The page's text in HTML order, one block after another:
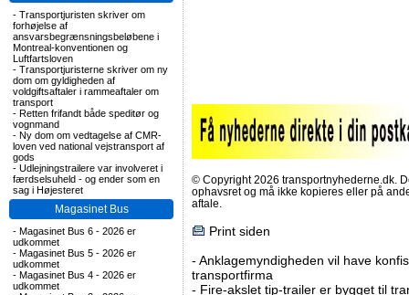
- Transportjuristen skriver om
forhøjelse af
ansvarsbegrænsningsbeløbene i
Montreal-konventionen og
Luftfartsloven
- Transportjuristerne skriver om ny
dom om gyldigheden af
voldgiftsaftaler i rammeaftaler om
transport
- Retten frifandt både speditør og
vognmand
- Ny dom om vedtagelse af CMR-
loven ved national vejstransport af
gods
- Udlejningstrailere var involveret i
færdselsuheld - og ender som en
sag i Højesteret
Magasinet Bus
- Magasinet Bus 6 - 2026 er
udkommet
- Magasinet Bus 5 - 2026 er
udkommet
- Magasinet Bus 4 - 2026 er
udkommet
© Copyright 2026 transportnyhederne.dk.
ophavsret og må ikke kopieres eller på
aftale.
Print siden
- Anklagemyndigheden vil have
transportfirma
- Fire-akslet tip-trailer er bygget til